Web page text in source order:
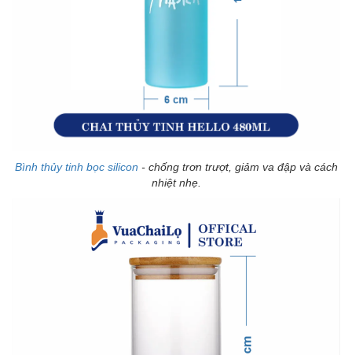
Bình thủy tinh bọc silicon - chống trơn trượt, giảm va đập và cách
nhiệt nhẹ.